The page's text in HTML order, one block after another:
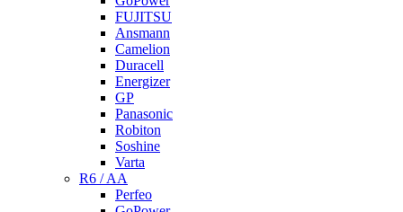
FUJITSU
Ansmann
Camelion
Duracell
Energizer
GP
Panasonic
Robiton
Soshine
Varta
R6 / AA
Perfeo